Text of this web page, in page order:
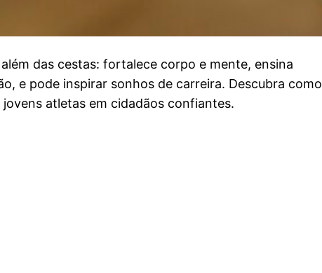
das cestas: fortalece corpo e mente, ensina
e pode inspirar sonhos de carreira. Descubra como
atletas em cidadãos confiantes.